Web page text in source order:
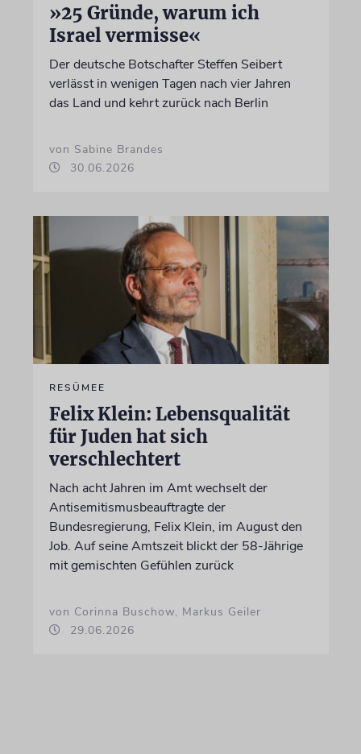
»25 Gründe, warum ich
Israel vermisse«
Der deutsche Botschafter Steffen Seibert
verlässt in wenigen Tagen nach vier Jahren
das Land und kehrt zurück nach Berlin
von Sabine Brandes
30.06.2026
RESÜMEE
Felix Klein: Lebensqualität
für Juden hat sich
verschlechtert
Nach acht Jahren im Amt wechselt der
Antisemitismusbeauftragte der
Bundesregierung, Felix Klein, im August den
Job. Auf seine Amtszeit blickt der 58-Jährige
mit gemischten Gefühlen zurück
von Corinna Buschow, Markus Geiler
29.06.2026